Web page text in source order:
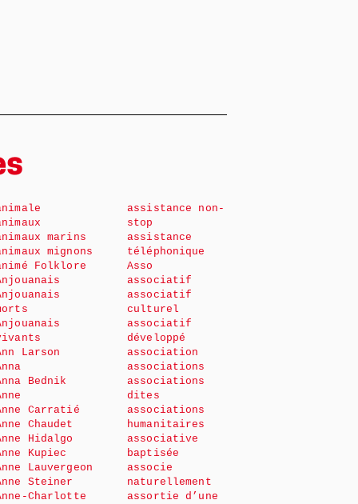
marins
mignons
Folklore
Larson
Bednik
Carratié
Chaudet
Hidalgo
Kupiec
Lauvergeon
Steiner
Charlotte
assistance non-
stop
assistance
téléphonique
Asso
associatif
associatif
culturel
associatif
développé
association
associations
associations
dites
associations
humanitaires
associative
baptisée
associe
naturellement
assortie d’une